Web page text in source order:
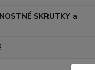
SKRUTKY a